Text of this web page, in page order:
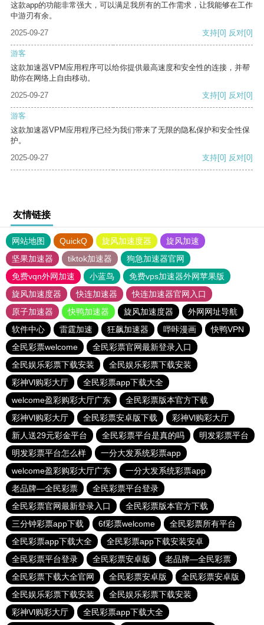
这款app的功能非常强大，可以满足我所有的工作需求，让我能够在工作
中游刃有余。
2025-09-27
支持[0] 反对[0]
游客
这款加速器VPM应用程序可以给你提供最高速度和安全性的连接，并帮
助你在网络上自由移动。
2025-09-27
支持[0] 反对[0]
游客
这款加速器VPM应用程序已经为我们带来了无限的隐私保护和安全性保
护。
2025-09-27
支持[0] 反对[0]
友情链接
网站地图 QuickQ 旋风加速度器
旋风加速
坚果加速器
tiktok加速器
狗急加速器官网
免费vqn外网加速
小蓝鸟
免费vps加速器外网苹果版
旋风加速度器
快连加速器
快连加速器官网入口
原子加速器
快鸭加速器 旋风加速度器
外网网址导航
软件中心
雷霆加速 狂飙加速器 哔咔漫画
快鸭VPN
全民彩票welcome
全民彩票官网最新登录入口
全民娱乐彩票下载安装
全民娱乐彩票下载安装
彩神Vl购彩大厅
全民彩票app下载大全
welcome盈彩购彩大厅广东
全民彩票版本官方下载
彩神Vl购彩大厅
全民彩票安卓版下载
彩神Vl购彩大厅
新人送29元彩金平台
全民彩票平台是真的吗
明发彩票平台
明发彩票平台怎么样
一分大发系统彩票app
welcome盈彩购彩大厅广东
一分大发系统彩票app
老品牌—全民彩票
全民彩票平台登录
全民彩票官网最新登录入口
全民彩票版本官方下载
三分钟彩票app下载
6f彩票welcome
全民彩票所有平台
全民彩票app下载大全
全民彩票app下载安装安卓
全民彩票平台登录
全民彩票安卓版
老品牌—全民彩票
全民彩票下载大全官网
全民彩票安卓版
全民彩票安卓版
全民娱乐彩票下载安装
全民娱乐彩票下载安装
彩神Vl购彩大厅
全民彩票app下载大全